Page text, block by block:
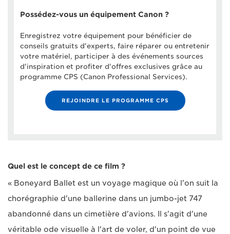
Possédez-vous un équipement Canon ?
Enregistrez votre équipement pour bénéficier de
conseils gratuits d'experts, faire réparer ou entretenir
votre matériel, participer à des événements sources
d'inspiration et profiter d'offres exclusives grâce au
programme CPS (Canon Professional Services).
REJOINDRE LE PROGRAMME CPS
Quel est le concept de ce film ?
« Boneyard Ballet est un voyage magique où l'on suit la
chorégraphie d'une ballerine dans un jumbo-jet 747
abandonné dans un cimetière d'avions. Il s'agit d'une
véritable ode visuelle à l'art de voler, d'un point de vue